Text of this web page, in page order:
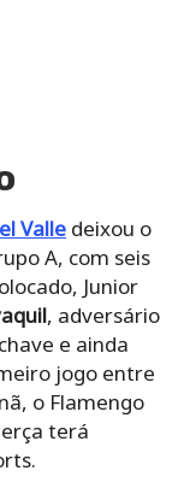
Valle deixou o
A, com seis
Junior
, adversário
e ainda
jogo entre
o Flamengo
terá